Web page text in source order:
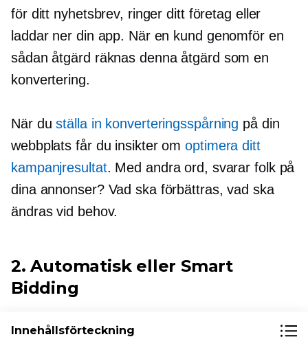
för ditt nyhetsbrev, ringer ditt företag eller
laddar ner din app. När en kund genomför en
sådan åtgärd räknas denna åtgärd som en
konvertering.
När duställa in konverteringsspårning på din
webbplats får du insikter omoptimera ditt
kampanjresultat. Med andra ord, svarar folk på
dina annonser? Vad ska förbättras, vad ska
ändras vid behov.
2. Automatisk eller Smart
Bidding
Automatiserad budgivning
använder Google AI
Innehållsförteckning